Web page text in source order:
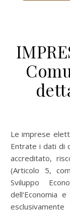
Le imprese elettriche devono comunicare all'Agenzia delle
Entrate i dati di
accreditato,
(Articolo 5,
Sviluppo
dell'Economia